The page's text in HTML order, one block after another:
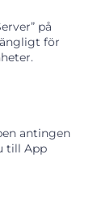
på
för
antingen
till App